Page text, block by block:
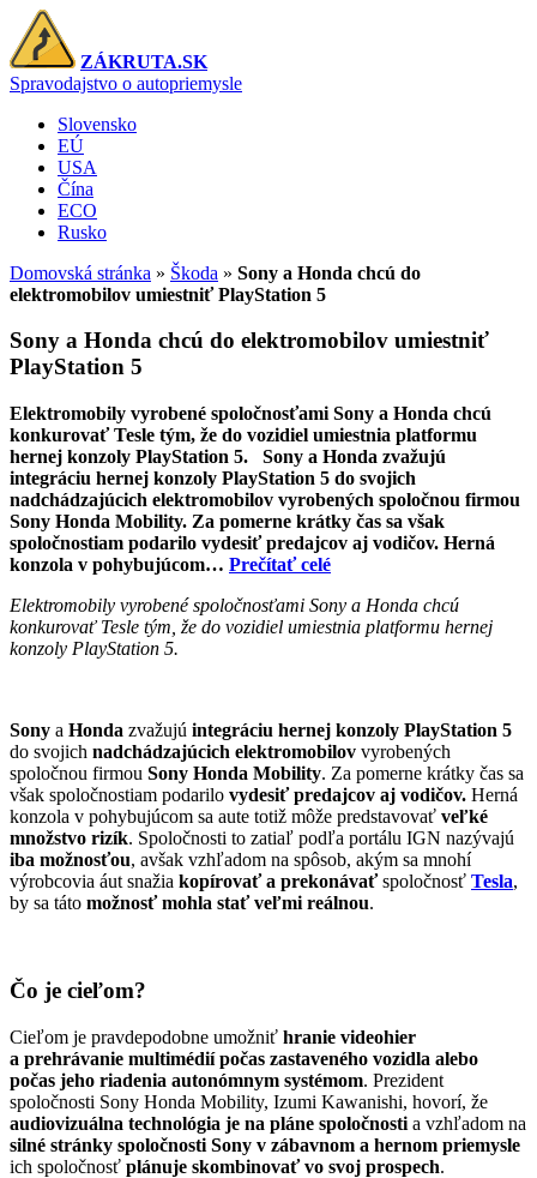
ZÁKRUTA.SK
Spravodajstvo o autopriemysle
Slovensko
EÚ
USA
Čína
ECO
Rusko
Domovská stránka » Škoda » Sony a Honda chcú do
elektromobilov umiestniť PlayStation 5
Sony a Honda chcú do elektromobilov umiestniť
PlayStation 5
Elektromobily vyrobené spoločnosťami Sony a Honda chcú
konkurovať Tesle tým, že do vozidiel umiestnia platformu
hernej konzoly PlayStation 5. Sony a Honda zvažujú
integráciu hernej konzoly PlayStation 5 do svojich
nadchádzajúcich elektromobilov vyrobených spoločnou firmou
Sony Honda Mobility. Za pomerne krátky čas sa však
spoločnostiam podarilo vydesiť predajcov aj vodičov. Herná
konzola v pohybujúcom… Prečítať celé
Elektromobily vyrobené spoločnosťami Sony a Honda chcú
konkurovať Tesle tým, že do vozidiel umiestnia platformu hernej
konzoly PlayStation 5.
Sony a Honda zvažujú integráciu hernej konzoly PlayStation 5
do svojich nadchádzajúcich elektromobilov vyrobených
spoločnou firmou Sony Honda Mobility. Za pomerne krátky čas sa
však spoločnostiam podarilo vydesiť predajcov aj vodičov. Herná
konzola v pohybujúcom sa aute totiž môže predstavovať veľké
množstvo rizík. Spoločnosti to zatiaľ podľa portálu IGN nazývajú
iba možnosťou, avšak vzhľadom na spôsob, akým sa mnohí
výrobcovia áut snažia kopírovať a prekonávaťspoločnosť Tesla,
by sa táto možnosť mohla stať veľmi reálnou.
Čo je cieľom?
Cieľom je pravdepodobne umožniť hranie videohier
a prehrávanie multimédií počas zastaveného vozidla alebo
počas jeho riadenia autonómnym systémom. Prezident
spoločnosti Sony Honda Mobility, Izumi Kawanishi, hovorí, že
audiovizuálna technológia je na pláne spoločnosti a vzhľadom na
silné stránky spoločnosti Sony v zábavnom a hernom priemysle
ich spoločnosť plánuje skombinovať vo svoj prospech.